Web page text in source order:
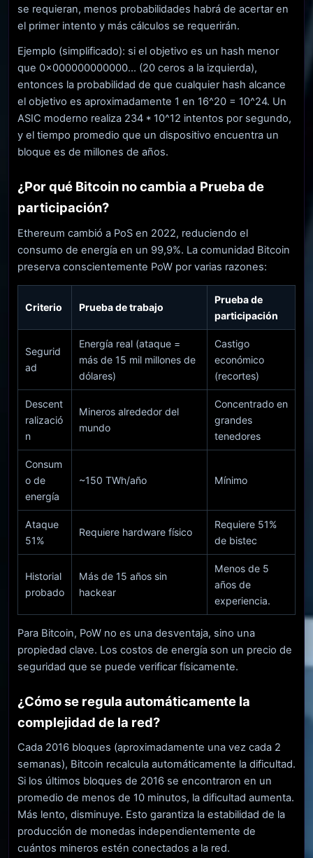
se requieran, menos probabilidades habrá de acertar en
el primer intento y más cálculos se requerirán.
Ejemplo (simplificado): si el objetivo es un hash menor
que 0x000000000000... (20 ceros a la izquierda),
entonces la probabilidad de que cualquier hash alcance
el objetivo es aproximadamente 1 en 16^20 = 10^24. Un
ASIC moderno realiza 234 * 10^12 intentos por segundo,
y el tiempo promedio que un dispositivo encuentra un
bloque es de millones de años.
¿Por qué Bitcoin no cambia a Prueba de
participación?
Ethereum cambió a PoS en 2022, reduciendo el
consumo de energía en un 99,9%. La comunidad Bitcoin
preserva conscientemente PoW por varias razones:
Criterio Prueba de trabajo
Prueba de
participación
Segurid
ad
Energía real (ataque =
más de 15 mil millones de
dólares)
Castigo
económico
(recortes)
Descent
ralizació
n
Mineros alrededor del
mundo
Concentrado en
grandes
tenedores
Consum
o de
energía
~150 TWh/año Mínimo
Ataque
51%
Requiere hardware físico
Requiere 51%
de bistec
Historial
probado
Más de 15 años sin
hackear
Menos de 5
años de
experiencia.
Para Bitcoin, PoW no es una desventaja, sino una
propiedad clave. Los costos de energía son un precio de
seguridad que se puede verificar físicamente.
¿Cómo se regula automáticamente la
complejidad de la red?
Cada 2016 bloques (aproximadamente una vez cada 2
semanas), Bitcoin recalcula automáticamente la dificultad.
Si los últimos bloques de 2016 se encontraron en un
promedio de menos de 10 minutos, la dificultad aumenta.
Más lento, disminuye. Esto garantiza la estabilidad de la
producción de monedas independientemente de
cuántos mineros estén conectados a la red.